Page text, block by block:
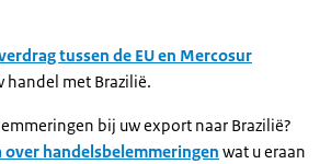
tussen de EU en Mercosur
handel met Brazilië.
bij uw export naar Brazilië?
over handelsbelemmeringen wat u eraan